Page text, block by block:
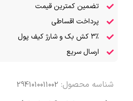
تضمین کمترین قیمت
پرداخت اقساطی
۳٪ کش بک و شارژ کیف پول
ارسال سریع
شناسه محصول: 2941010011002